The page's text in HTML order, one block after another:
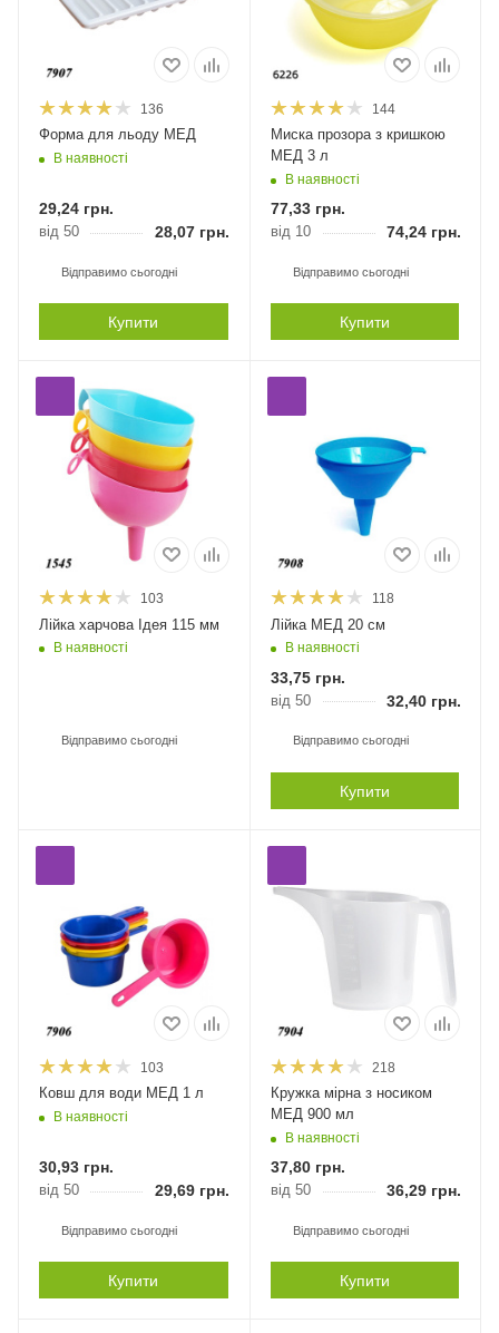
136
Форма для льоду МЕД
В наявності
29,24 грн.
від 50 28,07 грн.
Відправимо сьогодні
Купити
144
Миска прозора з кришкою
МЕД 3 л
В наявності
77,33грн.
від 10 74,24грн.
Відправимо сьогодні
Купити
103
Лійка харчова Ідея 115 мм
В наявності
Відправимо сьогодні
118
Лійка МЕД 20 см
В наявності
33,75грн.
від 50 32,40грн.
Відправимо сьогодні
Купити
103
Ковш для води МЕД 1 л
В наявності
30,93 грн.
від 50 29,69 грн.
Відправимо сьогодні
Купити
218
Кружка мірна з носиком
МЕД 900 мл
В наявності
37,80грн.
від 50 36,29грн.
Відправимо сьогодні
Купити